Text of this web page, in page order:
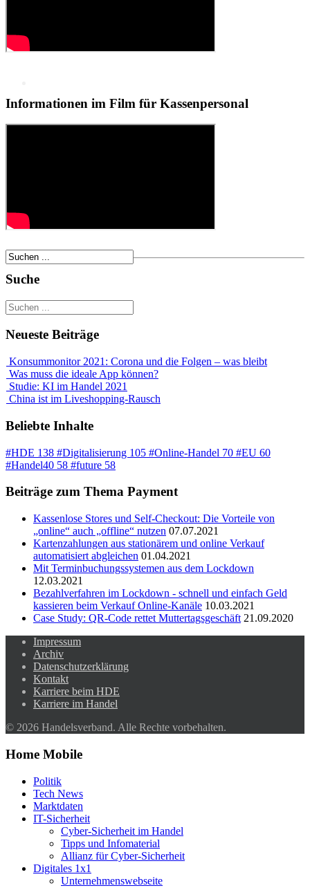
Informationen im Film für Kassenpersonal
Suche
Neueste Beiträge
Konsummonitor 2021: Corona und die Folgen – was bleibt
Was muss die ideale App können?
Studie: KI im Handel 2021
China ist im Liveshopping-Rausch
Beliebte Inhalte
#HDE 138 #Digitalisierung 105 #Online-Handel 70 #EU 60
#Handel40 58 #future 58
Beiträge zum Thema Payment
Kassenlose Stores und Self-Checkout: Die Vorteile von
„online“ auch „offline“ nutzen 07.07.2021
Kartenzahlungen aus stationärem und online Verkauf
automatisiert abgleichen 01.04.2021
Mit Terminbuchungssystemen aus dem Lockdown
12.03.2021
Bezahlverfahren im Lockdown - schnell und einfach Geld
kassieren beim Verkauf Online-Kanäle 10.03.2021
Case Study: QR-Code rettet Muttertagsgeschäft 21.09.2020
Impressum
Archiv
Datenschutzerklärung
Kontakt
Karriere beim HDE
Karriere im Handel
© 2026 Handelsverband. Alle Rechte vorbehalten.
Home Mobile
Politik
Tech News
Marktdaten
IT-Sicherheit
Cyber-Sicherheit im Handel
Tipps und Infomaterial
Allianz für Cyber-Sicherheit
Digitales 1x1
Unternehmenswebseite